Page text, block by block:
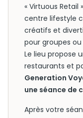
« Virtuous Retail
centre lifestyle
créatifs et
pour groupes
Le lieu propose
restaurants et
Generation
une séance de
Après votre